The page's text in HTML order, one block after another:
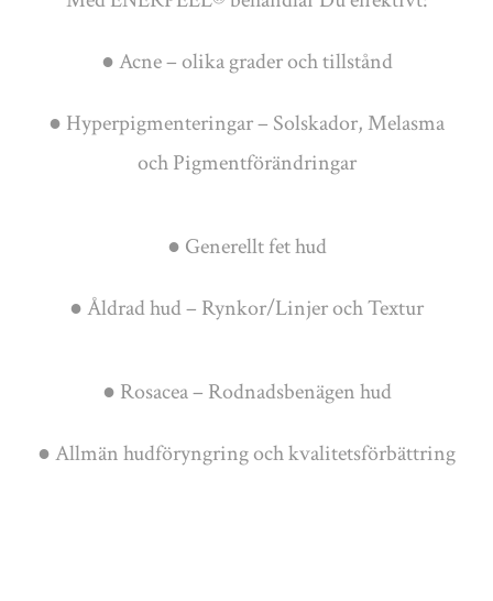
● Acne – olika grader och tillstånd
● Hyperpigmenteringar – Solskador, Melasma
och Pigmentförändringar
● Generellt fet hud
● Åldrad hud – Rynkor/Linjer och Textur
● Rosacea – Rodnadsbenägen hud
● Allmän hudföryngring och kvalitetsförbättring